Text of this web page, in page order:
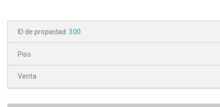
ID de propiedad: 300
Piso
Venta